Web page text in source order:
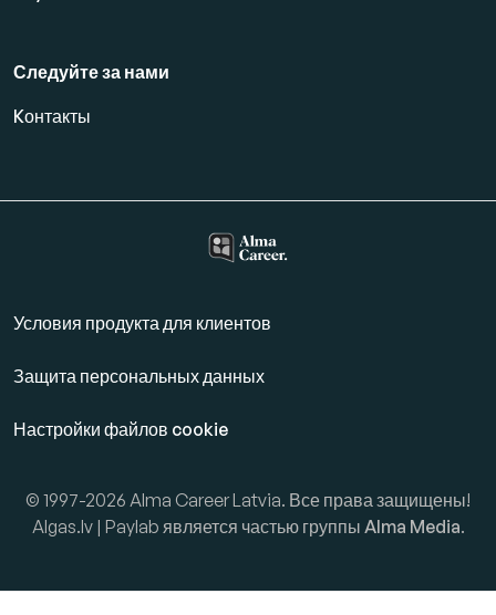
Следуйте за нами
Kонтакты
Условия продукта для клиентов
Защита персональных данных
Настройки файлов cookie
© 1997-2026 Alma Career Latvia. Все права защищены!
Algas.lv | Paylab является частью группы Alma Media.